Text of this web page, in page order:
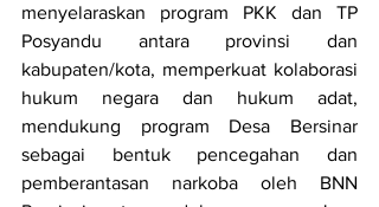
menyelaraskan program PKK dan TP
Posyandu antara provinsi dan
kabupaten/kota, memperkuat kolaborasi
hukum negara dan hukum adat,
mendukung program Desa Bersinar
sebagai bentuk pencegahan dan
pemberantasan narkoba oleh BNN